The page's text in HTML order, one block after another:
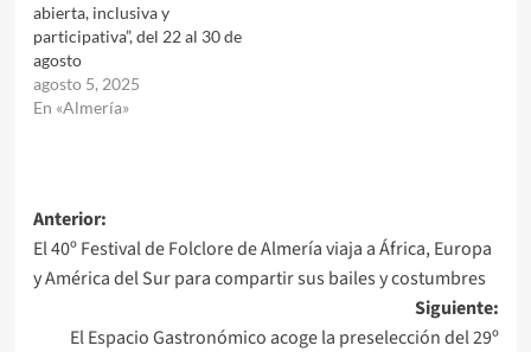
abierta, inclusiva y
participativa”, del 22 al 30 de
agosto
agosto 5, 2025
En «Almería»
Navegación
de
entradas
Anterior:
El 40º Festival de Folclore de Almería viaja a África, Europa
y América del Sur para compartir sus bailes y costumbres
Siguiente:
El Espacio Gastronómico acoge la preselección del 29º